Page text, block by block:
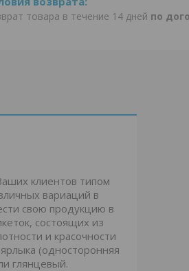
товара в течение 14 дней по
клиентов типом
вариаций в
свою продукцию в
состоящих из
и красочности
(односторонняя
глянцевый.